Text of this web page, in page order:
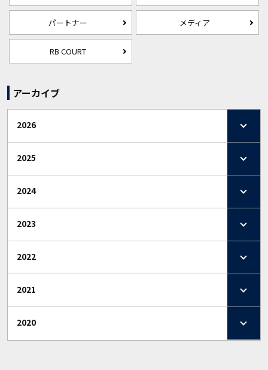
パートナー メディア
RB COURT
アーカイブ
2026
2025
2024
2023
2022
2021
2020